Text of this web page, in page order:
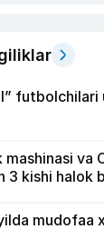
futbolchilari
mashinasi va
3 kishi halok
mudofaa